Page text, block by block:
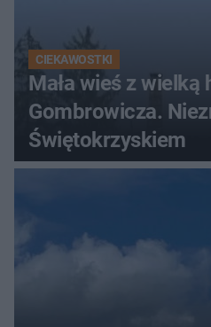
CIEKAWOSTKI
Mała wieś z
Gombrowicza.
Świętokrzyskiem